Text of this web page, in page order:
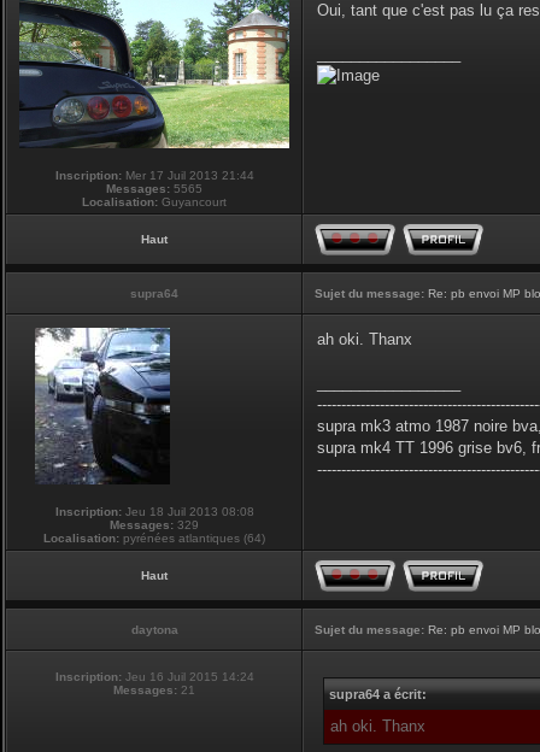
Inscription:Mer 17 Juil 2013 21:44
Messages: 5565
Localisation: Guyancourt
Oui, tant que c'est pas lu ça
Haut
supra64 Sujet du message: Re: pb envoi MP
Inscription:Jeu 18 Juil 2013 08:08
Messages: 329
Localisation: pyrénées atlantiques (64)
ah oki. Thanx
supra mk3 atmo 1987 noire
supra mk4 TT 1996 grise bv6,
Haut
daytona Sujet du message: Re: pb envoi MP
Inscription: Jeu 16 Juil 2015 14:24
Messages: 21 supra64 a écrit:
ah oki. Thanx